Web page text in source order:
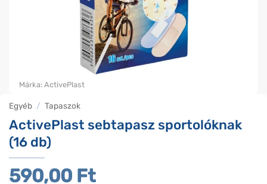
Egyéb / Tapaszok
ActivePlast sebtapasz sportolóknak
(16 db)
590,00 Ft
Márka: ActivePlast